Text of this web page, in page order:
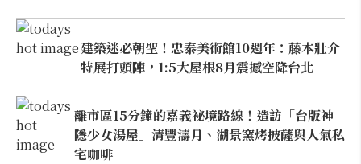
建築迷必朝聖！忠泰美術館10週年：藤本壯介
特展打頭陣，1:5大屋根8月震撼空降台北
離市區15分鐘的嘉義祕境路線！造訪「台版神
隱少女湯屋」清豐濤月、湖景窯烤披薩與人氣私
宅咖啡